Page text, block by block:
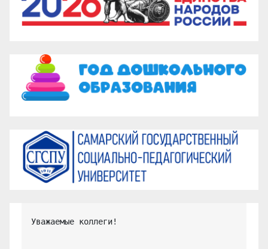
Уважаемые коллеги!